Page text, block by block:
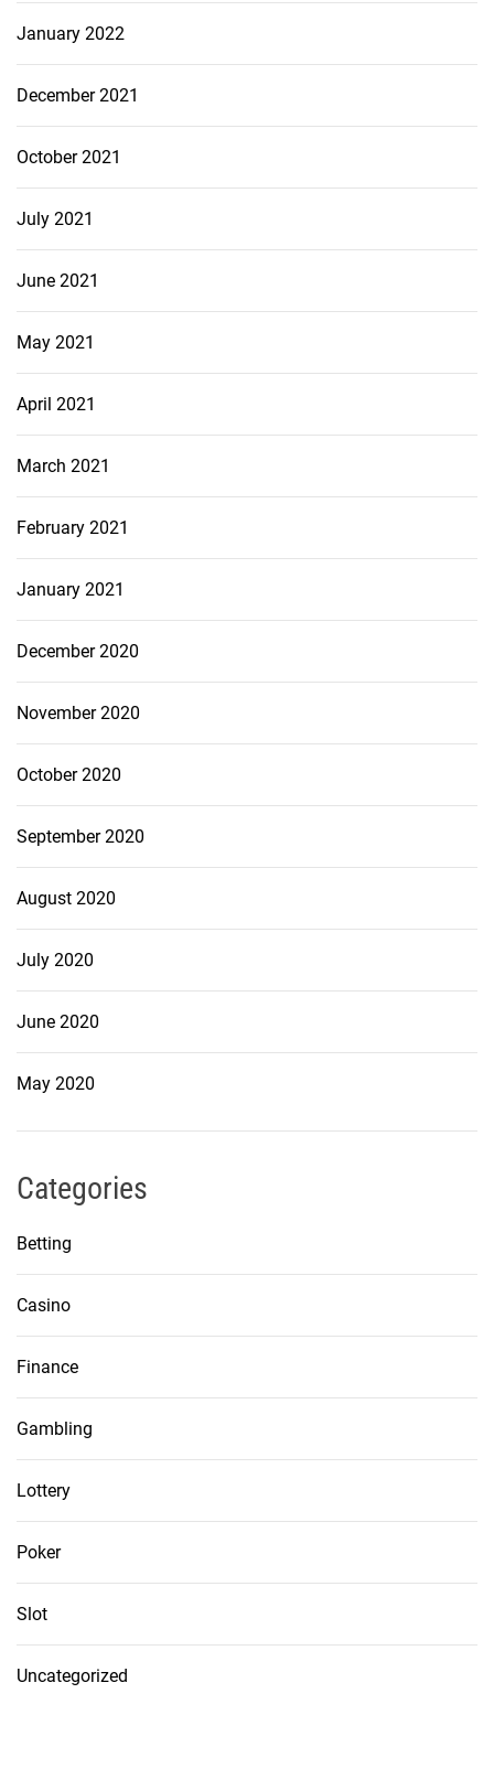
January 2022
December 2021
October 2021
July 2021
June 2021
May 2021
April 2021
March 2021
February 2021
January 2021
December 2020
November 2020
October 2020
September 2020
August 2020
July 2020
June 2020
May 2020
Categories
Betting
Casino
Finance
Gambling
Lottery
Poker
Slot
Uncategorized